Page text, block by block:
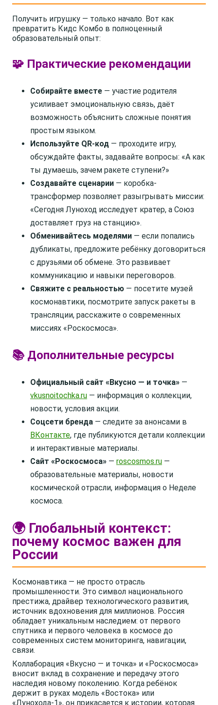
Получить игрушку — только начало. Вот как
превратить Кидс Комбо в полноценный
образовательный опыт:
🧩 Практические рекомендации
Собирайте вместе — участие родителя
усиливает эмоциональную связь, даёт
возможность объяснить сложные понятия
простым языком.
Используйте QR-код — проходите игру,
обсуждайте факты, задавайте вопросы: «А как
ты думаешь, зачем ракете ступени?»
Создавайте сценарии — коробка-
трансформер позволяет разыгрывать миссии:
«Сегодня Луноход исследует кратер, а Союз
доставляет груз на станцию».
Обменивайтесь моделями — если попались
дубликаты, предложите ребёнку договориться
с друзьями об обмене. Это развивает
коммуникацию и навыки переговоров.
Свяжите с реальностью — посетите музей
космонавтики, посмотрите запуск ракеты в
трансляции, расскажите о современных
миссиях «Роскосмоса».
📚 Дополнительные ресурсы
Официальный сайт «Вкусно — и точка» —
vkusnoitochka.ru — информация о коллекции,
новости, условия акции.
Соцсети бренда — следите за анонсами в
ВКонтакте, где публикуются детали коллекции
и интерактивные материалы.
Сайт «Роскосмоса» — roscosmos.ru —
образовательные материалы, новости
космической отрасли, информация о Неделе
космоса.
🌍 Глобальный контекст:
почему космос важен для
России
Космонавтика — не просто отрасль
промышленности. Это символ национального
престижа, драйвер технологического развития,
источник вдохновения для миллионов. Россия
обладает уникальным наследием: от первого
спутника и первого человека в космосе до
современных систем мониторинга, навигации,
связи.
Коллаборация «Вкусно — и точка» и «Роскосмоса»
вносит вклад в сохранение и передачу этого
наследия новому поколению. Когда ребёнок
держит в руках модель «Востока» или
«Лунохода-1», он прикасается к истории, которая